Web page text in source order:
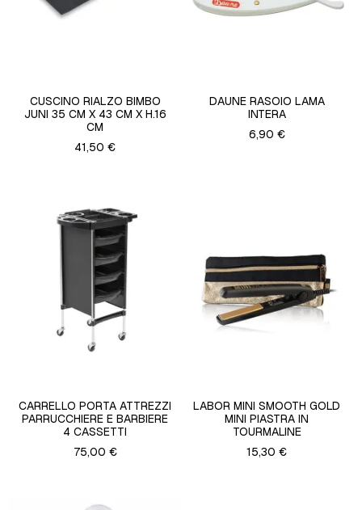
CUSCINO RIALZO BIMBO
JUNI 35 CM X 43 CM X H.16
CM
41,50 €
DAUNE RASOIO LAMA
INTERA
6,90 €
CARRELLO PORTA ATTREZZI
PARRUCCHIERE E BARBIERE
4 CASSETTI
75,00 €
LABOR MINI SMOOTH GOLD
MINI PIASTRA IN
TOURMALINE
15,30 €